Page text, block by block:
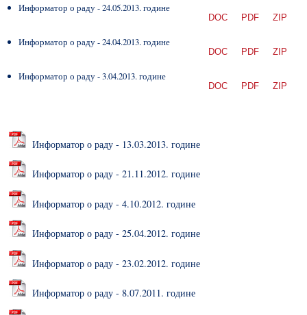
Информатор о раду - 24.05.2013. године
ZIP
PDF
DOC
Информатор о раду - 24.04.2013. године
ZIP
PDF
DOC
Информатор о раду - 3.04.2013. године
ZIP
PDF
DOC
Информатор о раду - 13.03.2013. године
Информатор о раду - 21.11.2012. године
Информатор о раду - 4.10.2012. године
Информатор о раду - 25.04.2012. године
Информатор о раду - 23.02.2012. године
Информатор о раду - 8.07.2011. године